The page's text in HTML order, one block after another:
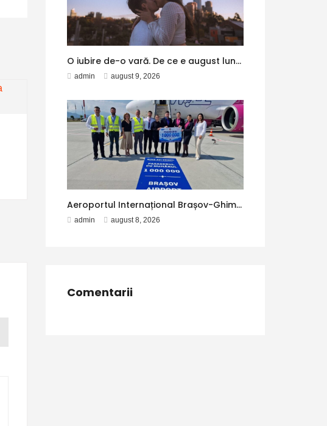
O iubire de-o vară. De ce e august luna în care oamenii își reevaluează relațiile și se despart – Aleph News
admin august 9, 2026
Aeroportul Internațional Brașov-Ghimbav a ajuns la 1 milion de pasageri – Aleph News
admin august 8, 2026
Comentarii